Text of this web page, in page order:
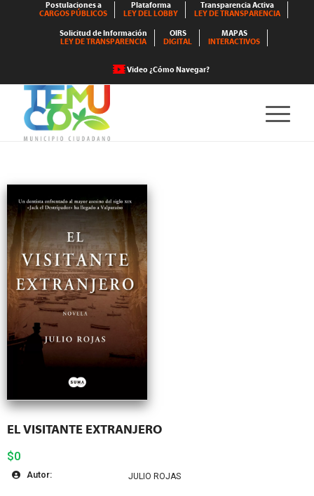
Postulaciones a
CARGOS PÚBLICOS
Plataforma
LEY DEL LOBBY
Transparencia Activa
LEY DE TRANSPARENCIA
Solicitud de Información
LEY DE TRANSPARENCIA
OIRS
DIGITAL
MAPAS
INTERACTIVOS
Video ¿Cómo Navegar?
EL VISITANTE EXTRANJERO
$0
Autor: JULIO ROJAS